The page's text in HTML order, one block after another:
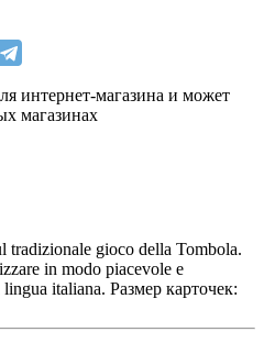
интернет-магазина и может
магазинах
tradizionale gioco della Tombola.
in modo piacevole e
italiana. Размер карточек: